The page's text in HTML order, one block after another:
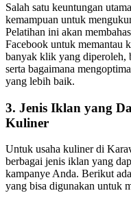
Salah satu keuntungan
kemampuan untuk
Pelatihan ini akan
Facebook untuk memantau
banyak klik yang diperoleh,
serta bagaimana
yang lebih baik.
3. Jenis Iklan yang
Kuliner
Untuk usaha kuliner di
berbagai jenis iklan yang
kampanye Anda. Berikut
yang bisa digunakan untuk